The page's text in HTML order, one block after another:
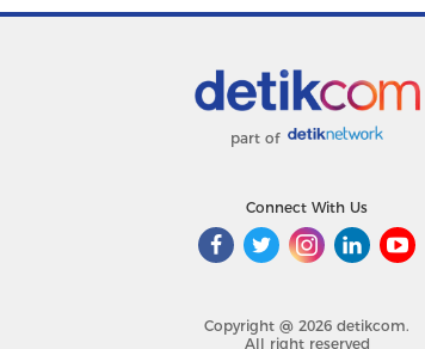
part of
Connect With Us
Copyright @ 2026 detikcom.
All right reserved